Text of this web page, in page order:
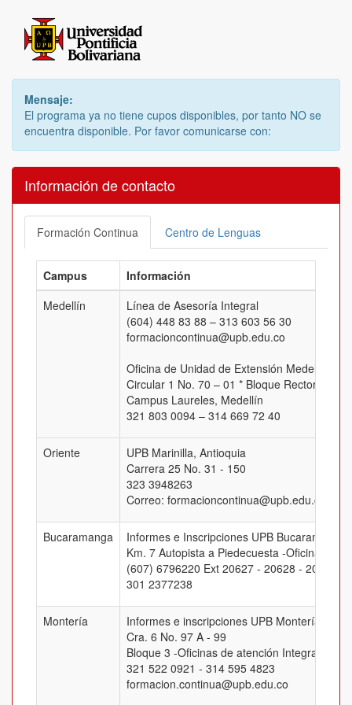
Mensaje:
El programa ya no tiene cupos disponibles, por tanto NO se
encuentra disponible. Por favor comunicarse con:
Información de contacto
Formación Continua Centro de Lenguas
Campus
Información
Medellín
Línea de Asesoría Integral
(604) 448 83 88 – 313 603 56 30
formacioncontinua@upb.edu.co
Oficina de Unidad de Extensión Medellín
Circular 1 No. 70 – 01 * Bloque Rectoral, Of.
Campus Laureles, Medellín
321 803 0094 – 314 669 72 40
Oriente
UPB Marinilla, Antioquia
Carrera 25 No. 31 - 150
323 3948263
Correo: formacioncontinua@upb.edu.co
Bucaramanga
Informes e Inscripciones UPB Bucaramanga
Km. 7 Autopista a Piedecuesta -Oficina J-205
(607) 6796220 Ext 20627 - 20628 - 20629 -
301 2377238
Montería
Informes e inscripciones UPB Montería
Cra. 6 No. 97 A - 99
Bloque 3 -Oficinas de atención Integral
321 522 0921 - 314 595 4823
formacion.continua@upb.edu.co